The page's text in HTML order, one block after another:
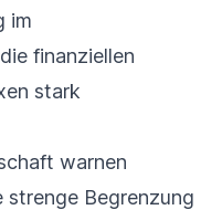
im
finanziellen
stark
warnen
strenge Begrenzung